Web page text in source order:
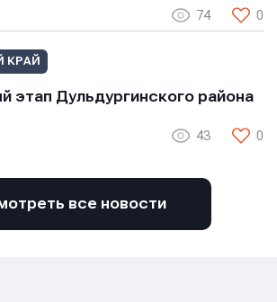
74 0
КРАЙ
этап Дульдургинского района
43 0
все новости